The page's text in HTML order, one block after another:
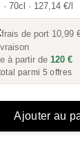
· 70cl · 127,14 €/l
frais de port 10,99
à partir de 120 €
parmi 5 offres
Ajouter au